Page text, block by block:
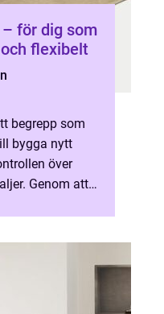
för dig som
flexibelt
begrepp som
bygga nytt
över
Genom att